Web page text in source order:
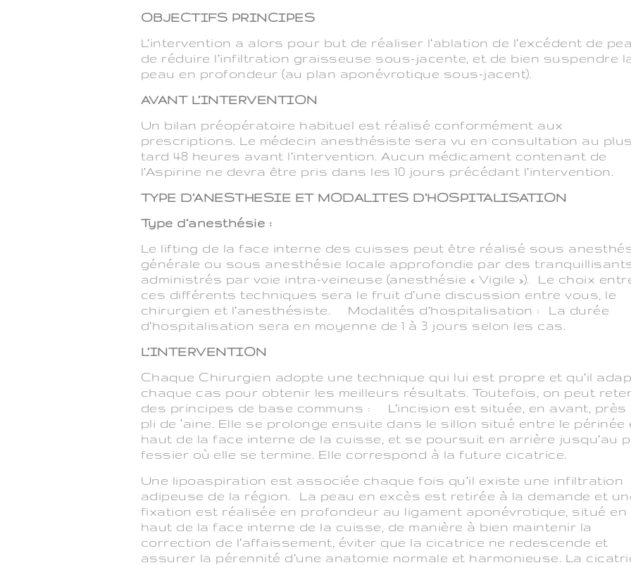
OBJECTIFS PRINCIPES
L’intervention a alors pour but de réaliser l’ablation de l’excédent de
de réduire l’infiltration graisseuse sous-jacente, et de bien suspendre
peau en profondeur (au plan aponévrotique sous-jacent).
AVANT L’INTERVENTION
Un bilan préopératoire habituel est réalisé conformément aux
prescriptions. Le médecin anesthésiste sera vu en consultation au
tard 48 heures avant l’intervention. Aucun médicament contenant de
l’Aspirine ne devra être pris dans les 10 jours précédant l’intervention.
TYPE D’ANESTHESIE ET MODALITES D’HOSPITALISATION
Type d’anesthésie :
Le lifting de la face interne des cuisses peut être réalisé sous
générale ou sous anesthésie locale approfondie par des
administrés par voie intra-veineuse (anesthésie « Vigile »). Le choix
ces différents techniques sera le fruit d’une discussion entre vous, le
chirurgien et l’anesthésiste. Modalités d’hospitalisation : La durée
d’hospitalisation sera en moyenne de 1 à 3 jours selon les cas.
L’INTERVENTION
Chaque Chirurgien adopte une technique qui lui est propre et qu’il
chaque cas pour obtenir les meilleurs résultats. Toutefois, on peut
des principes de base communs : L’incision est située, en avant, près
pli de ‘aine. Elle se prolonge ensuite dans le sillon situé entre le périnée
haut de la face interne de la cuisse, et se poursuit en arrière jusqu’au
fessier où elle se termine. Elle correspond à la future cicatrice.
Une lipoaspiration est associée chaque fois qu’il existe une infiltration
adipeuse de la région. La peau en excès est retirée à la demande et
fixation est réalisée en profondeur au ligament aponévrotique, situé en
haut de la face interne de la cuisse, de manière à bien maintenir la
correction de l’affaissement, éviter que la cicatrice ne redescende et
assurer la pérennité d’une anatomie normale et harmonieuse. La